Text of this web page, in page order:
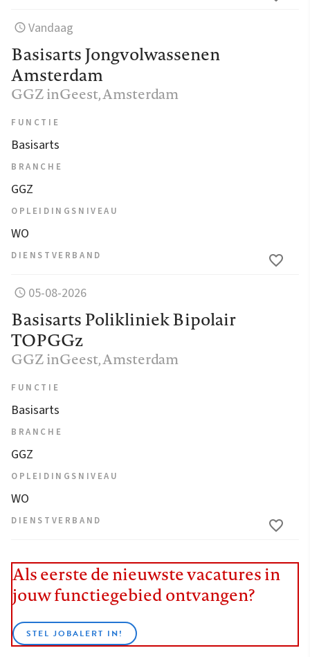
Vandaag
Basisarts Jongvolwassenen
Amsterdam
GGZ inGeest, Amsterdam
FUNCTIE
Basisarts
BRANCHE
GGZ
OPLEIDINGSNIVEAU
WO
DIENSTVERBAND
05-08-2026
Basisarts Polikliniek Bipolair
TOPGGz
GGZ inGeest, Amsterdam
FUNCTIE
Basisarts
BRANCHE
GGZ
OPLEIDINGSNIVEAU
WO
DIENSTVERBAND
Als eerste de nieuwste vacatures in
jouw functiegebied ontvangen?
STEL JOBALERT IN!